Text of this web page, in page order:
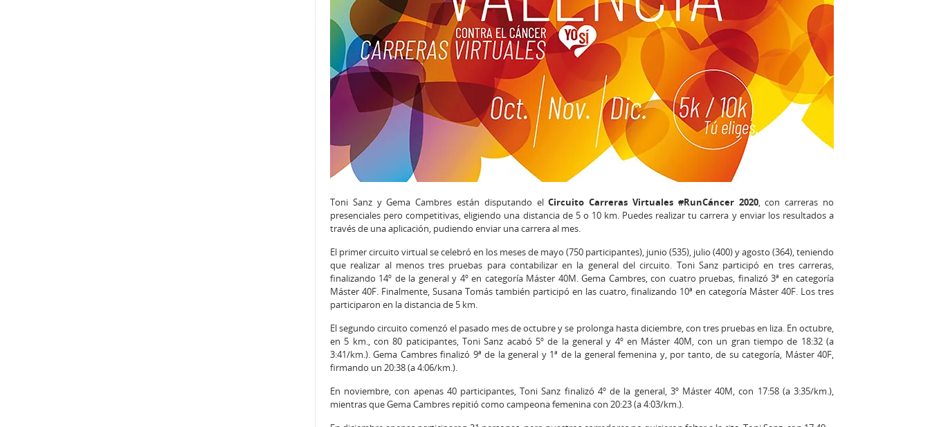
Toni Sanz y Gema Cambres están disputando elCircuito Carreras Virtuales #RunCáncer 2020, con carreras no
presenciales pero competitivas, eligiendo una distancia de 5 o 10 km. Puedes realizar tu carrera y enviar los resultados a
través de una aplicación, pudiendo enviar una carrera al mes.
El primer circuito virtual se celebró en los meses de mayo (750 participantes), junio (535), julio (400) y agosto (364), teniendo
que realizar al menos tres pruebas para contabilizar en la general del circuito. Toni Sanz participó en tres carreras,
finalizando 14º de la general y 4º en categoría Máster 40M. Gema Cambres, con cuatro pruebas, finalizó 3ª en categoría
Máster 40F. Finalmente, Susana Tomás también participó en las cuatro, finalizando 10ª en categoría Máster 40F. Los tres
participaron en la distancia de 5 km.
El segundo circuito comenzó el pasado mes de octubre y se prolonga hasta diciembre, con tres pruebas en liza. En octubre,
en 5 km., con 80 paticipantes, Toni Sanz acabó 5º de la general y 4º en Máster 40M, con un gran tiempo de 18:32 (a
3:41/km.). Gema Cambres finalizó 9ª de la general y 1ª de la general femenina y, por tanto, de su categoría, Máster 40F,
firmando un 20:38 (a 4:06/km.).
En noviembre, con apenas 40 participantes, Toni Sanz finalizó 4º de la general, 3º Máster 40M, con 17:58 (a 3:35/km.),
mientras que Gema Cambres repitió como campeona femenina con 20:23 (a 4:03/km.).